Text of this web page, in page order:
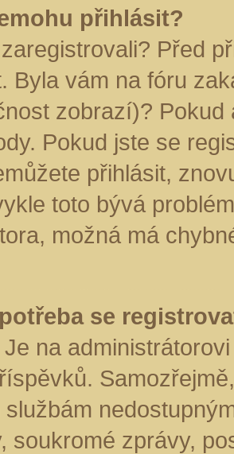
přihlásit?
Před
Byla vám na fóru
zobrazí)?
Pokud jste se
přihlásit,
toto bývá
možná má
se
na
soukromé zprávy,